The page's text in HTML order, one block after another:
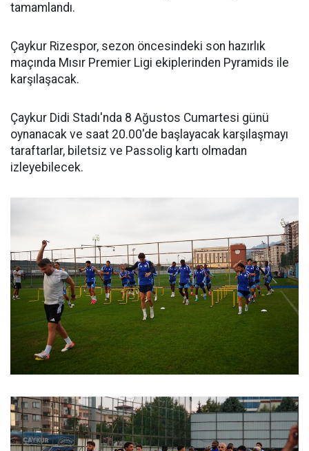
tamamlandı.
Çaykur Rizespor, sezon öncesindeki son hazırlık
maçında Mısır Premier Ligi ekiplerinden Pyramids ile
karşılaşacak.
Çaykur Didi Stadı'nda 8 Ağustos Cumartesi günü
oynanacak ve saat 20.00'de başlayacak karşılaşmayı
taraftarlar, biletsiz ve Passolig kartı olmadan
izleyebilecek.